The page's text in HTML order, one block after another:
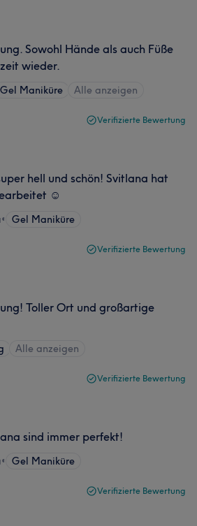
Sowohl Hände als auch Füße
wieder.
Gel Maniküre Alle anzeigen
Verifizierte Bewertung
hell und schön! Svitlana hat
☺️
• Gel Maniküre
Verifizierte Bewertung
Toller Ort und großartige
Alle anzeigen
Verifizierte Bewertung
sind immer perfekt!
• Gel Maniküre
Verifizierte Bewertung